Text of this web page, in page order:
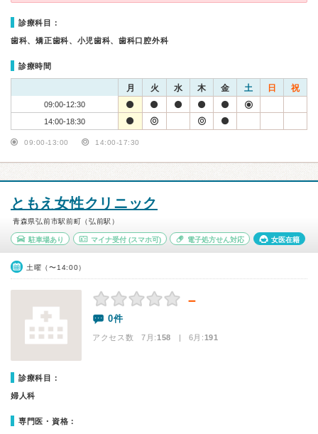
診療科目：
歯科、矯正歯科、小児歯科、歯科口腔外科
診療時間
月 火 水 木 金 土 日 祝
09:00-12:30
14:00-18:30
09:00-13:00 14:00-17:30
ともえ女性クリニック
青森県弘前市駅前町（弘前駅）
駐車場あり マイナ受付(スマホ可) 電子処方せん対応 女医在籍
土曜（〜14:00）
－
0件
アクセス数 7月:158 | 6月:191
診療科目：
婦人科
専門医・資格：